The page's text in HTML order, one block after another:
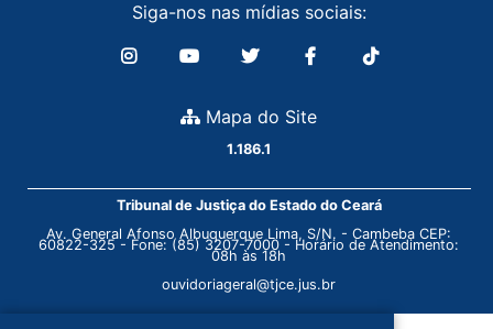
Siga-nos nas mídias sociais:
Mapa do Site
1.186.1
Tribunal de Justiça do Estado do Ceará
Av. General Afonso Albuquerque Lima, S/N. - Cambeba CEP:
60822-325 - Fone: (85) 3207-7000 - Horário de Atendimento:
08h às 18h
ouvidoriageral@tjce.jus.br